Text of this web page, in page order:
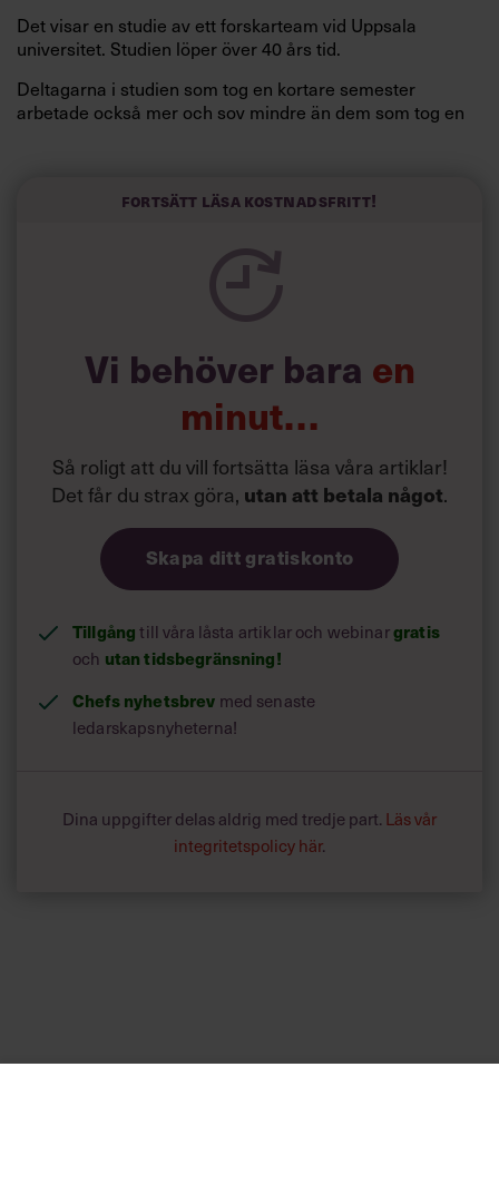
Det visar en studie av ett forskarteam vid Uppsala
universitet. Studien löper över 40 års tid.
Deltagarna i studien som tog en kortare semester
arbetade också mer och sov mindre än dem som tog en
Forskarna tror sig dessutom kunna uttyda att en längre
försök att förändra livsstilsvanor.
Fortsätt läsa kostnadsfritt!
Vi behöver bara en
minut…
Så roligt att du vill fortsätta läsa våra artiklar!
Det får du strax göra, utan att betala något.
Skapa ditt gratiskonto
Tillgångtill våra låsta artiklar och webinargratis
och utan tidsbegränsning!
Chefs nyhetsbrev med senaste
ledarskapsnyheterna!
Dina uppgifter delas aldrig med tredje part. Läs vår
integritetspolicy här.